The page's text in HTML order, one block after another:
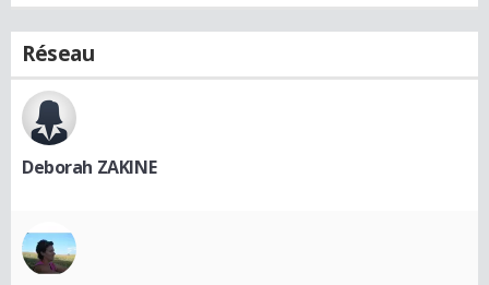
Réseau
Deborah ZAKINE